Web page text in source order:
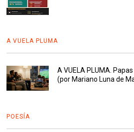
A VUELA PLUMA
A VUELA PLUMA.
(por Mariano Luna de
POESÍA